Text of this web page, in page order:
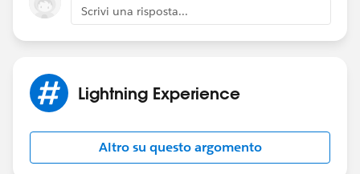
Scrivi una risposta...
Lightning Experience
Altro su questo argomento